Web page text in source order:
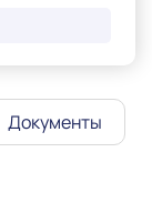
Документы